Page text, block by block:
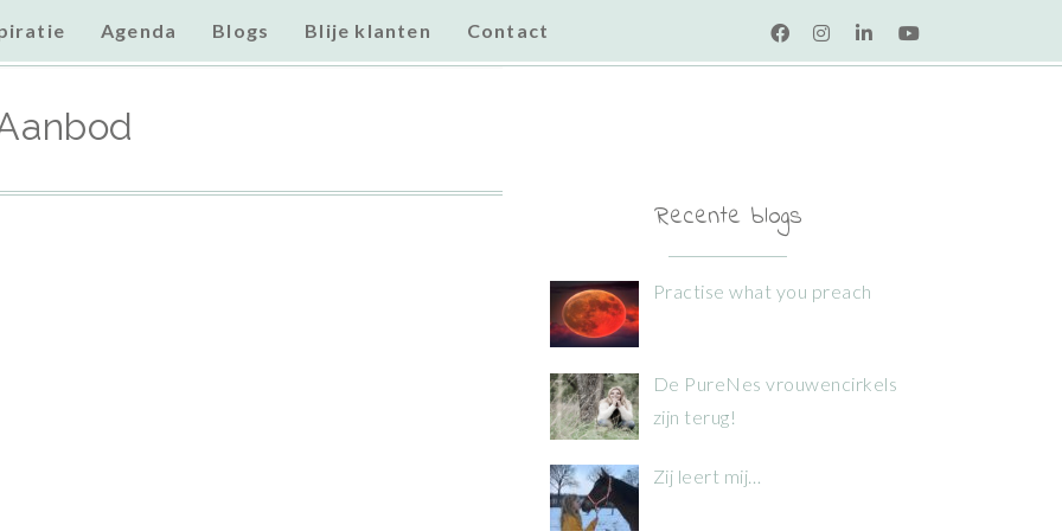
Agenda Blogs Blije klanten Contact
Recente blogs
Practise what you preach
De PureNes vrouwencirkels
zijn terug!
Zij leert mij…